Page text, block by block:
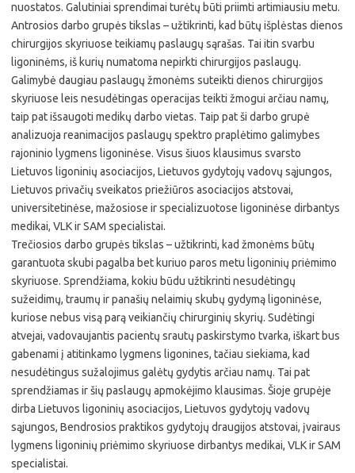
nuostatos. Galutiniai sprendimai turėtų būti priimti artimiausiu metu.
Antrosios darbo grupės tikslas – užtikrinti, kad būtų išplėstas dienos
chirurgijos skyriuose teikiamų paslaugų sąrašas. Tai itin svarbu
ligoninėms, iš kurių numatoma nepirkti chirurgijos paslaugų.
Galimybė daugiau paslaugų žmonėms suteikti dienos chirurgijos
skyriuose leis nesudėtingas operacijas teikti žmogui arčiau namų,
taip pat išsaugoti medikų darbo vietas. Taip pat ši darbo grupė
analizuoja reanimacijos paslaugų spektro praplėtimo galimybes
rajoninio lygmens ligoninėse. Visus šiuos klausimus svarsto
Lietuvos ligoninių asociacijos, Lietuvos gydytojų vadovų sąjungos,
Lietuvos privačių sveikatos priežiūros asociacijos atstovai,
universitetinėse, mažosiose ir specializuotose ligoninėse dirbantys
medikai, VLK ir SAM specialistai.
Trečiosios darbo grupės tikslas – užtikrinti, kad žmonėms būtų
garantuota skubi pagalba bet kuriuo paros metu ligoninių priėmimo
skyriuose. Sprendžiama, kokiu būdu užtikrinti nesudėtingų
sužeidimų, traumų ir panašių nelaimių skubų gydymą ligoninėse,
kuriose nebus visą parą veikiančių chirurginių skyrių. Sudėtingi
atvejai, vadovaujantis pacientų srautų paskirstymo tvarka, iškart bus
gabenami į atitinkamo lygmens ligonines, tačiau siekiama, kad
nesudėtingus sužalojimus galėtų gydytis arčiau namų. Tai pat
sprendžiamas ir šių paslaugų apmokėjimo klausimas. Šioje grupėje
dirba Lietuvos ligoninių asociacijos, Lietuvos gydytojų vadovų
sąjungos, Bendrosios praktikos gydytojų draugijos atstovai, įvairaus
lygmens ligoninių priėmimo skyriuose dirbantys medikai, VLK ir SAM
specialistai.